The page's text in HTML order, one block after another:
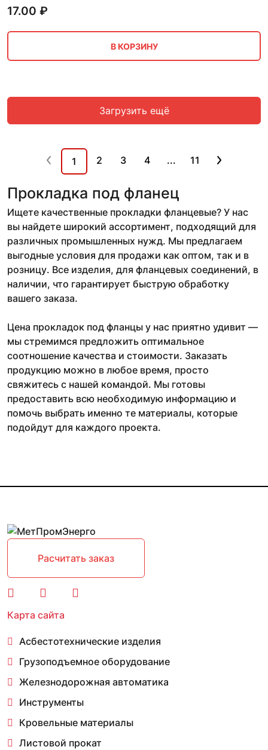
17.00 ₽
В КОРЗИНУ
Загрузить ещё
1 2 3 4 ... 11
Прокладка под фланец
Ищете качественные прокладки фланцевые? У нас
вы найдете широкий ассортимент, подходящий для
различных промышленных нужд. Мы предлагаем
выгодные условия для продажи как оптом, так и в
розницу. Все изделия, для фланцевых соединений, в
наличии, что гарантирует быструю обработку
вашего заказа.
Цена прокладок под фланцы у нас приятно удивит —
мы стремимся предложить оптимальное
соотношение качества и стоимости. Заказать
продукцию можно в любое время, просто
свяжитесь с нашей командой. Мы готовы
предоставить всю необходимую информацию и
помочь выбрать именно те материалы, которые
подойдут для каждого проекта.
Расчитать заказ
Карта сайта
Асбестотехнические изделия
Грузоподъемное оборудование
Железнодорожная автоматика
Инструменты
Кровельные материалы
Листовой прокат